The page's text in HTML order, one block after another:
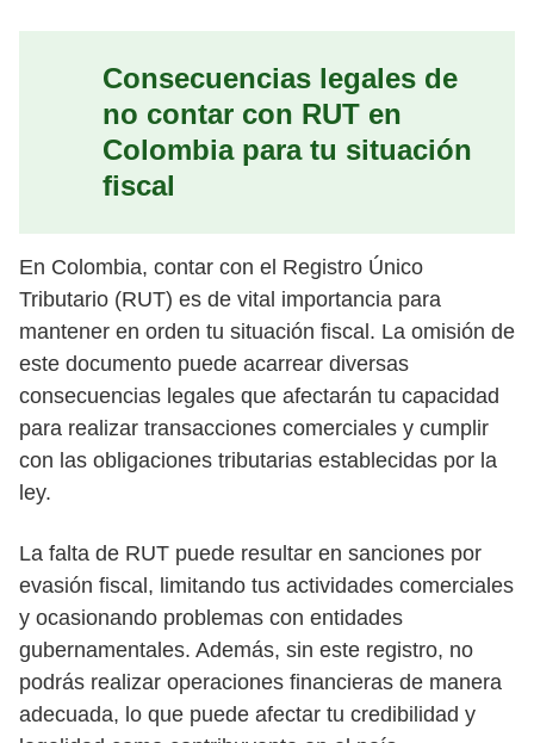
Consecuencias legales de
no contar con RUT en
Colombia para tu situación
fiscal
En Colombia, contar con el Registro Único
Tributario (RUT) es de vital importancia para
mantener en orden tu situación fiscal. La omisión de
este documento puede acarrear diversas
consecuencias legales que afectarán tu capacidad
para realizar transacciones comerciales y cumplir
con las obligaciones tributarias establecidas por la
ley.
La falta de RUT puede resultar en sanciones por
evasión fiscal, limitando tus actividades comerciales
y ocasionando problemas con entidades
gubernamentales. Además, sin este registro, no
podrás realizar operaciones financieras de manera
adecuada, lo que puede afectar tu credibilidad y